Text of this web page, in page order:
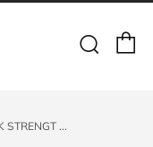
STRENGT ...